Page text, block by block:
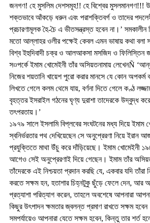
জনগণ! হে মুসলিম দেশসমূহ!! হে বিশ্বের মুসলমানগণ!!!
শক্তভাবে আঁকড়ে ধরুন এবং পরাশক্তিবর্গ ও তাদের
প্রচারণামূলক হৈ-চৈ এ ভীতসন্ত্রস্ত হবেন না।’ সমকালীন
মতো আল্লাহর ওলীর পক্ষেই কেবল এমন ভাষায় কথা বলা
বিশ্ব ইহুদিবাদী চক্র ও আলআকসা মসজিদ ও ফিলিস্তিন
স¤পর্কে ইমাম খোমেইনী তাঁর অসিয়তনামায় লেখেনÑ
নিজের শয়তানি খায়েশ পুরো করার মানসে যে কোন অপকর্ম
লিখতে গেলে কলম থেমে যায়, বর্ণনা দিতে গেলে কণ্ঠ
বৃহত্তর ইসরাইল গঠনের ঘৃণ্য দুরাশা তাদেরকে উদ্বুদ্ধ
তৎপরতায়।’
১৯৭৯ সালে ইসলামি বিপ্লবের সংঘটনের মধ্য দিয়ে ইমাম
স্বনির্ভরতার পথ দেখিয়েছেন সে অনুপ্রেরণা নিয়ে ইরান
প্রযুক্তিতে মাথা উঁচু করে দাঁড়িয়েছে। ইমাম খোমেইনী
আগেও সেই অনুপ্রেরণাই দিয়ে গেছেন। ইমাম তাঁর
তাঁদেরকে এই নিশ্চয়তা প্রদান করছি যে, একবার যদি
করতে সক্ষম হন, হতাশার চিহ্নটুকু ছুঁড়ে ফেলে দেন, আর
প্রত্যাশা পরিত্যাগ করেন, তাহলে অবশেষে আপনারা
কিছুর উৎপাদন ক্ষমতার জ্বলন্ত প্রমাণ রাখতে সক্ষম
সমপর্যায়েও আপনারা যেতে সক্ষম হবেন, কিন্তু তার শর্ত